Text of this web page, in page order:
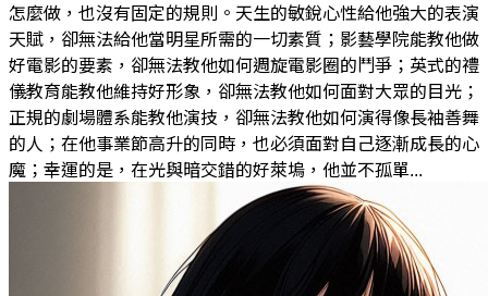
怎麼做，也沒有固定的規則。天生的敏銳心性給他強大的表演
天賦，卻無法給他當明星所需的一切素質；影藝學院能教他做
好電影的要素，卻無法教他如何週旋電影圈的鬥爭；英式的禮
儀教育能教他維持好形象，卻無法教他如何面對大眾的目光；
正規的劇場體系能教他演技，卻無法教他如何演得像長袖善舞
的人；在他事業節高升的同時，也必須面對自己逐漸成長的心
魔；幸運的是，在光與暗交錯的好萊塢，他並不孤單...